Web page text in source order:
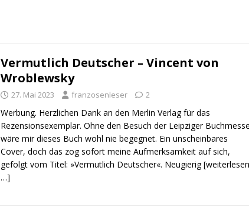
Vermutlich Deutscher – Vincent von
Wroblewsky
27. Mai 2023 franzosenleser 2
Werbung. Herzlichen Dank an den Merlin Verlag für das
Rezensionsexemplar. Ohne den Besuch der Leipziger Buchmesse
wäre mir dieses Buch wohl nie begegnet. Ein unscheinbares
Cover, doch das zog sofort meine Aufmerksamkeit auf sich,
gefolgt vom Titel: »Vermutlich Deutscher«. Neugierig[weiterlesen
…]